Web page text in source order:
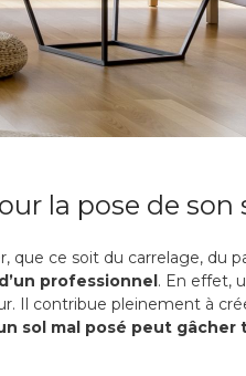
la pose de son
ce soit du carrelage, du
professionnel . En effet,
Il contribue pleinement à
sol mal posé peut